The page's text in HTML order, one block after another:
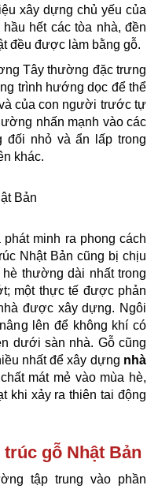
xây dựng chủ yếu của
hết các tòa nhà, đền
đều được làm bằng gỗ.
Tây thường đặc trưng
trình hướng dọc để thể
của con người trước tự
nhấn mạnh vào các
đối nhỏ và ẩn lấp trong
khác.
minh ra phong cách
Nhật Bản cũng bị chịu
thường dài nhất trong
một thực tế được phản
được xây dựng. Ngôi
lên để không khí có
dưới sàn nhà. Gỗ cũng
nhất để xây dựng nhà
mát mẻ vào mùa hè,
khi xảy ra thiên tai động
gỗ Nhật Bản
tập trung vào phần